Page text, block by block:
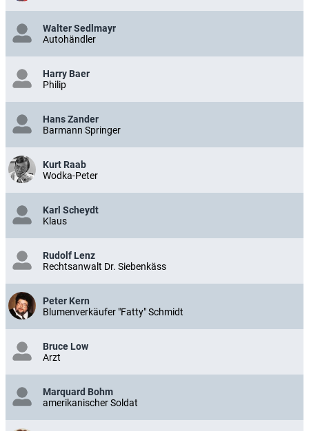
Walter Sedlmayr
Autohändler
Harry Baer
Philip
Hans Zander
Barmann Springer
Kurt Raab
Wodka-Peter
Karl Scheydt
Klaus
Rudolf Lenz
Rechtsanwalt Dr. Siebenkäss
Peter Kern
Blumenverkäufer "Fatty" Schmidt
Bruce Low
Arzt
Marquard Bohm
amerikanischer Soldat